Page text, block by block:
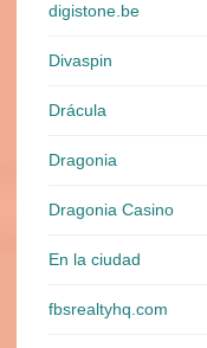
digistone.be
Divaspin
Drácula
Dragonia
Dragonia Casino
En la ciudad
fbsrealtyhq.com